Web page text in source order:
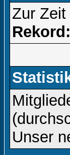
Zur
Rekord:
Unser